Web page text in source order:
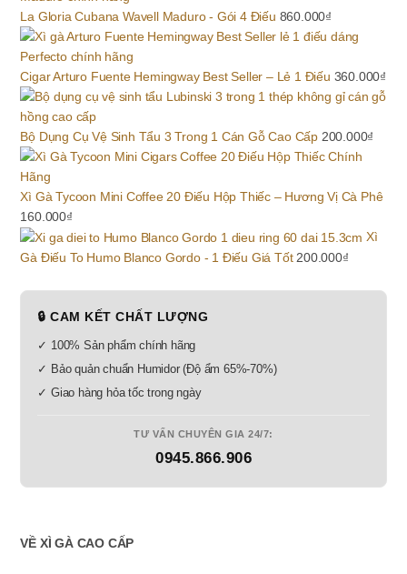
La Gloria Cubana Wavell Maduro - Gói 4 Điếu 860.000₫
Cigar Arturo Fuente Hemingway Best Seller – Lẻ 1 Điếu 360.000₫
Bộ Dụng Cụ Vệ Sinh Tẩu 3 Trong 1 Cán Gỗ Cao Cấp 200.000₫
Xì Gà Tycoon Mini Coffee 20 Điếu Hộp Thiếc – Hương Vị Cà Phê
160.000₫
Xì
Gà Điếu To Humo Blanco Gordo - 1 Điếu Giá Tốt 200.000₫
🔒 CAM KẾT CHẤT LƯỢNG
✓ 100% Sản phẩm chính hãng
✓ Bảo quản chuẩn Humidor (Độ ẩm 65%-70%)
✓ Giao hàng hỏa tốc trong ngày
TƯ VẤN CHUYÊN GIA 24/7:
0945.866.906
VỀ XÌ GÀ CAO CẤP